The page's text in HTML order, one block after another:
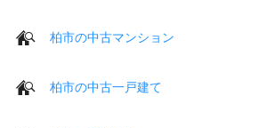
柏市の中古マンション
柏市の中古一戸建て